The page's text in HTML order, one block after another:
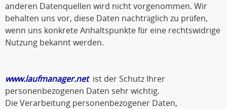
anderen Datenquellen wird nicht vorgenommen. Wir
behalten uns vor, diese Daten nachträglich zu prüfen,
wenn uns konkrete Anhaltspunkte für eine rechtswidrige
Nutzung bekannt werden.
www.laufmanager.netist der Schutz Ihrer
personenbezogenen Daten sehr wichtig.
Die Verarbeitung personenbezogener Daten,